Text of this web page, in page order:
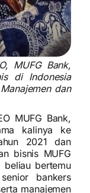
MUFG Bank,
di Indonesia
dan
MUFG Bank,
kalinya ke
2021 dan
bisnis MUFG
beliau bertemu
bankers
manajemen